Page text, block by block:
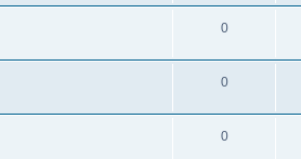
0
0
0